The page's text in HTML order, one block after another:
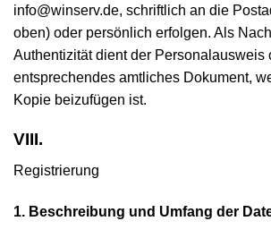
info@winserv.de, schriftlich an die
oben) oder persönlich erfolgen. Als
Authentizität dient der Personalausweis
entsprechendes amtliches Dokument,
Kopie beizufügen ist.
VIII.
Registrierung
1. Beschreibung und Umfang der